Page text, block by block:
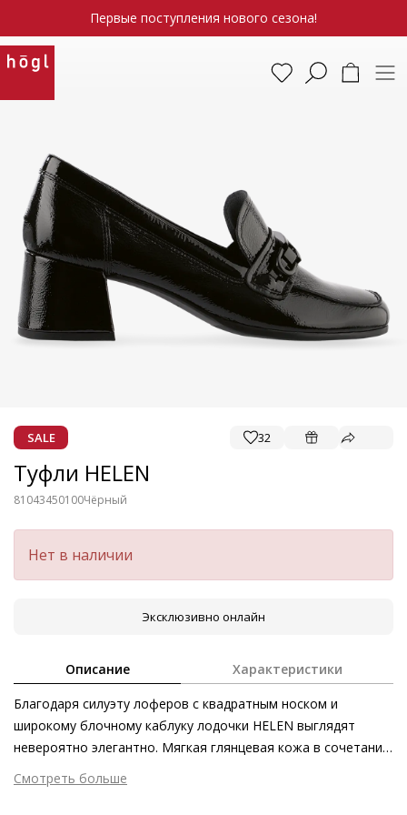
Первые поступления нового сезона!
SALE 32
Туфли HELEN
81043450100Чёрный
Нет в наличии
Эксклюзивно онлайн
Описание Характеристики
Благодаря силуэту лоферов с квадратным носком и
широкому блочному каблуку лодочки HELEN выглядят
невероятно элегантно. Мягкая глянцевая кожа в сочетании
с декоративной лентой обращают на себя внимание.
Приятный комфорт, характерный для изделий Högl,
Смотреть больше